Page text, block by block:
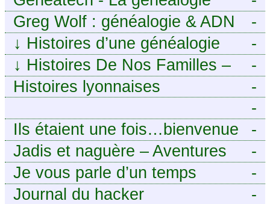
numérique à portée de tous
-
Greg Wolf : généalogie & ADN
-
↓ Histoires d’une généalogie
Léonarde
-
↓ Histoires De Nos Familles –
Blog de généalogie
-
Histoires lyonnaises
-
https://
-
Ils étaient une fois…bienvenue
chez mes ancêtres. – Une
histoire tourangelle, mais pas
seulement.
-
Jadis et naguère – Aventures
généalogiques de l’Atlantique
aux contreforts des Alpes
-
Je vous parle d’un temps
-
Journal du hacker